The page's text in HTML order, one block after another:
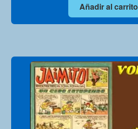
Añadir al carrito